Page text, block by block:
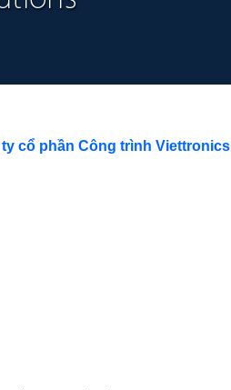
cổ phần Công trình Viettronics